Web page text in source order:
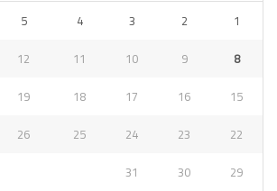
1
2
3
4
5
8
9
10
11
12
15
16
17
18
19
22
23
24
25
26
29
30
31